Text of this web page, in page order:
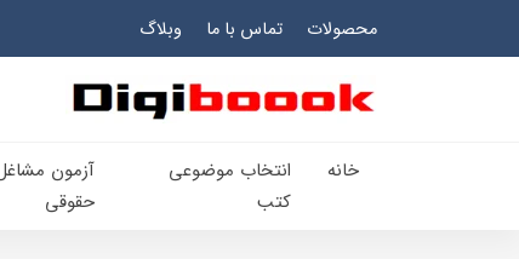
محصولات تماس با ما وبلاگ
خانه
انتخاب​ موضوعي​
کتب
آزمون
حقوقی